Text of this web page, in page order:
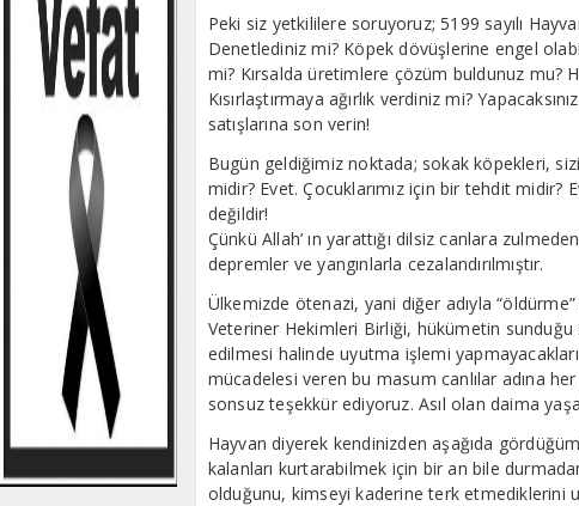
Peki siz yetkililere soruyoruz; 5199 sayılı
Denetlediniz mi? Köpek dövüşlerine engel
mi? Kırsalda üretimlere çözüm buldunuz mu?
Kısırlaştırmaya ağırlık verdiniz mi?
satışlarına son verin!
Bugün geldiğimiz noktada; sokak köpekleri,
midir? Evet. Çocuklarımız için bir tehdit
değildir!
Çünkü Allah’ ın yarattığı dilsiz canlara
depremler ve yangınlarla cezalandırılmıştır.
Ülkemizde ötenazi, yani diğer adıyla
Veteriner Hekimleri Birliği, hükümetin
edilmesi halinde uyutma işlemi
mücadelesi veren bu masum canlılar adına
sonsuz teşekkür ediyoruz. Asıl olan daima
Hayvan diyerek kendinizden aşağıda
kalanları kurtarabilmek için bir an bile durmadan
olduğunu, kimseyi kaderine terk etmediklerini